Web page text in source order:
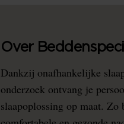
Over
Dankzij onafhankelijke
onderzoek ontvang je
slaapoplossing op maat.